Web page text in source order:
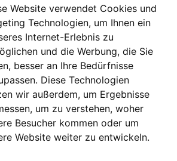
Website verwendet Cookies und
Technologien, um Ihnen ein
Internet-Erlebnis zu
und die Werbung, die Sie
besser an Ihre Bedürfnisse
Diese Technologien
wir außerdem, um Ergebnisse
um zu verstehen, woher
Besucher kommen oder um
Website weiter zu entwickeln.
Liezen
Auf BLO24.at werben?
+43 (0)664 2226600